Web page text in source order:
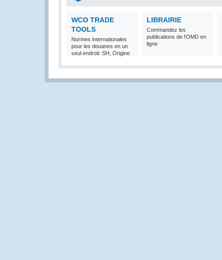
WCO TRADE
TOOLS
Normes internationales
pour les douanes en un
seul endroit: SH, Origine
LIBRAIRIE
Commandez les
publications de l'OMD en
ligne